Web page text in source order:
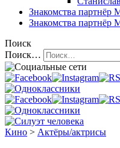
Знакомства партнёр
Знакомства партнёр
Поиск
Поиск…
Кино > Актёры/актрисы